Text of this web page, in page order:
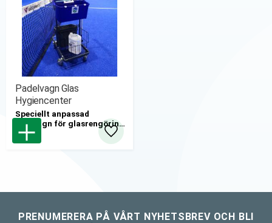
Padelvagn Glas
Hygiencenter
Speciellt anpassad
städvagn för glasrengöring
av padelhallar.
Lägg till i favoriter
PRENUMERERA PÅ VÅRT NYHETSBREV OCH BLI